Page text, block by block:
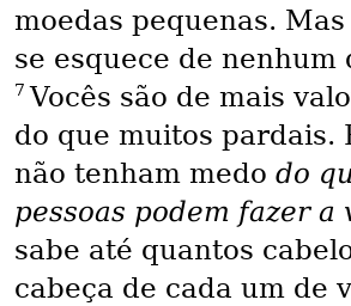
moedas pequenas.
se esquece de nenhum
7Vocês são de mais
do que muitos pardais.
não tenham medo do
pessoas podem fazer a
sabe até quantos
cabeça de cada um de